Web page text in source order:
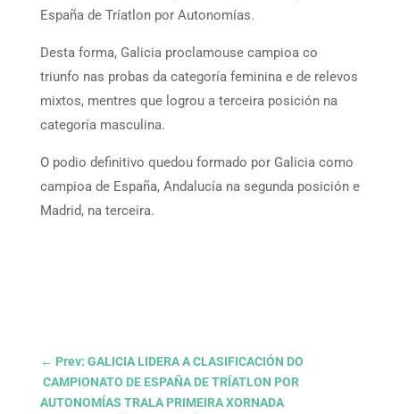
España de Tríatlon por Autonomías.
Desta forma, Galicia proclamouse campioa co
triunfo nas probas da categoría feminina e de relevos
mixtos, mentres que logrou a terceira posición na
categoría masculina.
O podio definitivo quedou formado por Galicia como
campioa de España, Andalucía na segunda posición e
Madrid, na terceira.
← Prev: GALICIA LIDERA A CLASIFICACIÓN DO
CAMPIONATO DE ESPAÑA DE TRÍATLON POR
AUTONOMÍAS TRALA PRIMEIRA XORNADA